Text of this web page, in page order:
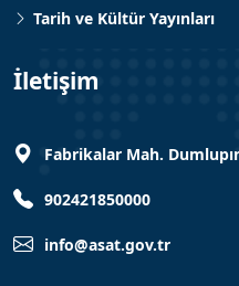
Tarih ve Kültür Yayınları
İletişim
Fabrikalar Mah.
902421850000
info@asat.gov.tr